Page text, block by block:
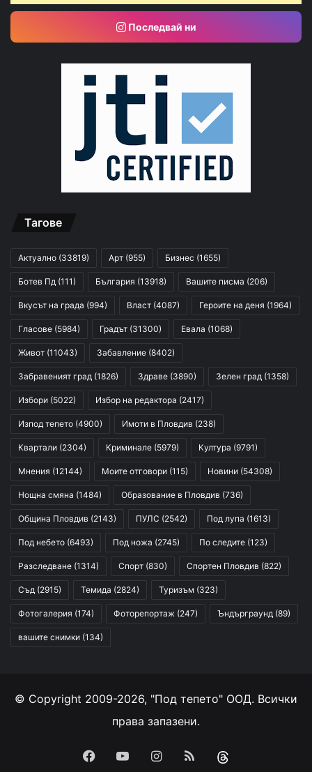
Последвай ни
Тагове
Актуално (33819) Арт (955) Бизнес (1655)
Ботев Пд (111) България (13918) Вашите писма (206)
Вкусът на града (994) Власт (4087) Героите на деня (1964)
Гласове (5984) Градът (31300) Евала (1068)
Живот (11043) Забавление (8402)
Забравеният град (1826) Здраве (3890) Зелен град (1358)
Избори (5022) Избор на редактора (2417)
Изпод тепето (4900) Имоти в Пловдив (238)
Квартали (2304) Криминале (5979) Култура (9791)
Мнения (12144) Моите отговори (115) Новини (54308)
Нощна смяна (1484) Образование в Пловдив (736)
Община Пловдив (2143) ПУЛС (2542) Под лупа (1613)
Под небето (6493) Под ножа (2745) По следите (123)
Разследване (1314) Спорт (830) Спортен Пловдив (822)
Съд (2915) Темида (2824) Туризъм (323)
Фотогалерия (174) Фоторепортаж (247) Ъндърграунд (89)
вашите снимки (134)
© Copyright 2009-2026, "Под тепето" ООД. Всички
права запазени.
Facebook
YouTubeInstagram
RSS